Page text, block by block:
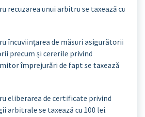
recuzarea unui arbitru se taxează cu
încuviințarea de măsuri asigurătorii
precum și cererile privind
împrejurări de fapt se taxează
eliberarea de certificate privind
arbitrale se taxează cu 100 lei.